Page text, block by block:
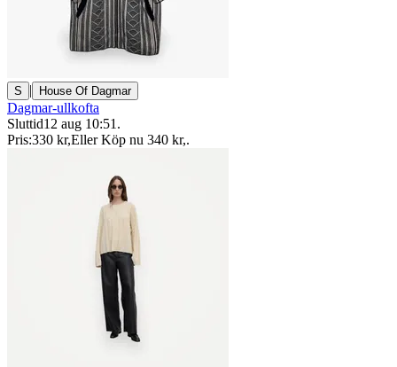
S | House Of Dagmar
Dagmar-ullkofta
Sluttid12 aug 10:51 .
Pris:330 kr,Eller Köp nu 340 kr,.